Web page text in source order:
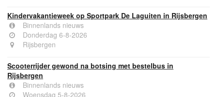
Kindervakantieweek op Sportpark De Laguiten in Rijsbergen
Binnenlands nieuws
Donderdag 6-8-2026
Rijsbergen
Scooterrijder gewond na botsing met bestelbus in
Rijsbergen
Binnenlands nieuws
Woensdag 5-8-2026